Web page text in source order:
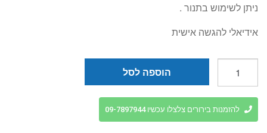
ניתן לשימוש בתנור .
אידיאלי להגשה אישית
מחבת
שקשוקה
20
הוספה לסל
להזמנות בירורים צלצלו עכשיו 09-7897944